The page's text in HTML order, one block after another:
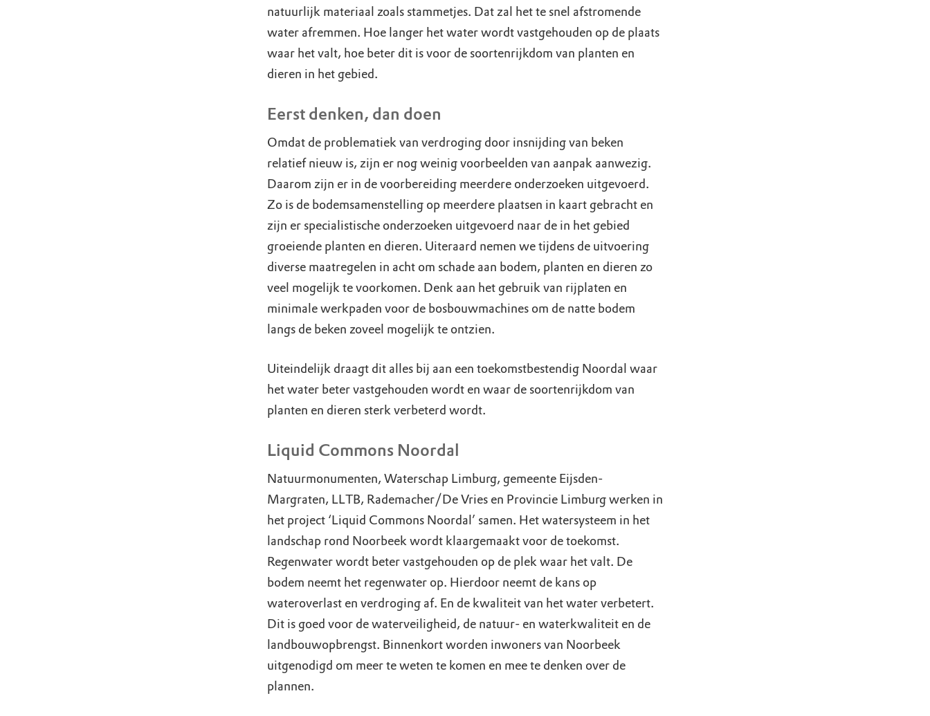
natuurlijk materiaal zoals stammetjes. Dat zal het te snel afstromende
water afremmen. Hoe langer het water wordt vastgehouden op de plaats
waar het valt, hoe beter dit is voor de soortenrijkdom van planten en
dieren in het gebied.
Eerst denken, dan doen
Omdat de problematiek van verdroging door insnijding van beken
relatief nieuw is, zijn er nog weinig voorbeelden van aanpak aanwezig.
Daarom zijn er in de voorbereiding meerdere onderzoeken uitgevoerd.
Zo is de bodemsamenstelling op meerdere plaatsen in kaart gebracht en
zijn er specialistische onderzoeken uitgevoerd naar de in het gebied
groeiende planten en dieren. Uiteraard nemen we tijdens de uitvoering
diverse maatregelen in acht om schade aan bodem, planten en dieren zo
veel mogelijk te voorkomen. Denk aan het gebruik van rijplaten en
minimale werkpaden voor de bosbouwmachines om de natte bodem
langs de beken zoveel mogelijk te ontzien.
Uiteindelijk draagt dit alles bij aan een toekomstbestendig Noordal waar
het water beter vastgehouden wordt en waar de soortenrijkdom van
planten en dieren sterk verbeterd wordt.
Liquid Commons Noordal
Natuurmonumenten, Waterschap Limburg, gemeente Eijsden-
Margraten, LLTB, Rademacher/De Vries en Provincie Limburg werken in
het project ‘Liquid Commons Noordal’ samen. Het watersysteem in het
landschap rond Noorbeek wordt klaargemaakt voor de toekomst.
Regenwater wordt beter vastgehouden op de plek waar het valt. De
bodem neemt het regenwater op. Hierdoor neemt de kans op
wateroverlast en verdroging af. En de kwaliteit van het water verbetert.
Dit is goed voor de waterveiligheid, de natuur- en waterkwaliteit en de
landbouwopbrengst. Binnenkort worden inwoners van Noorbeek
uitgenodigd om meer te weten te komen en mee te denken over de
plannen.